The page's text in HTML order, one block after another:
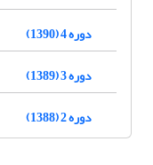
دوره 4 (1390)
دوره 3 (1389)
دوره 2 (1388)